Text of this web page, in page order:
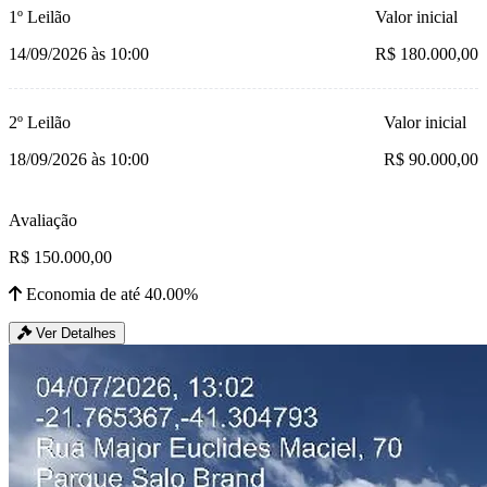
1º Leilão
14/09/2026 às 10:00
Valor inicial
R$ 180.000,00
2º Leilão
18/09/2026 às 10:00
Valor inicial
R$ 90.000,00
Avaliação
R$ 150.000,00
Economia de até 40.00%
Ver Detalhes